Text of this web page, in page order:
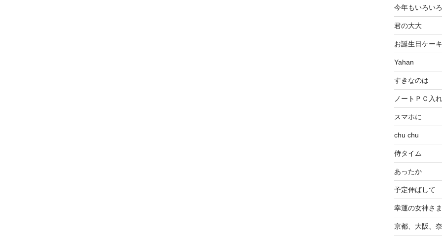
今年もいろいろ
君の大大
お誕生日ケーキ
Yahan
すきなのは
ノートＰＣ入
スマホに
chu chu
侍タイム
あったか
予定伸ばして
幸運の女神さ
京都、大阪、